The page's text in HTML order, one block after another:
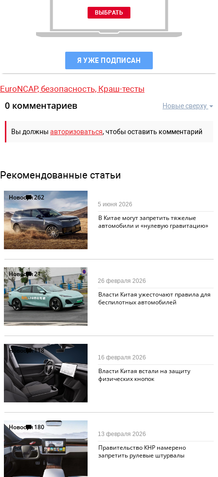
Я УЖЕ ПОДПИСАН
EuroNCAP, безопасность, Краш-тесты
Новые сверху
0 комментариев
Вы должны авторизоваться, чтобы оставить комментарий
Рекомендованные статьи
Новости262
В Китае могут запретить тяжелые
автомобили и «нулевую гравитацию»
5 июня 2026
Новости21
Власти Китая ужесточают правила для
беспилотных автомобилей
26 февраля 2026
Новости118
Власти Китая встали на защиту
физических кнопок
16 февраля 2026
Новости180
Правительство КНР намерено
запретить рулевые штурвалы
13 февраля 2026